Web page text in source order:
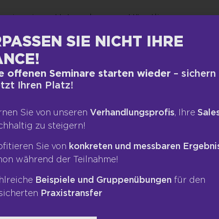
in seinem Unternehmen zu Häuptlingen
mit MBG nach ganz
Überzeugung und Marktkompetenz,
wie er das Erfolgsunternehmen führt und
Sie die beeindruckende Geschichte
SIE NICHT IHRE
offenen Seminare starten wieder – sichern
Ihren Platz!
Sie von unserenVerhandlungsprofis, Ihre
zu steigern!
Sie von konkreten und messbaren
während der Teilnahme!
Beispiele und Gruppenübungen für den
Praxistransfer